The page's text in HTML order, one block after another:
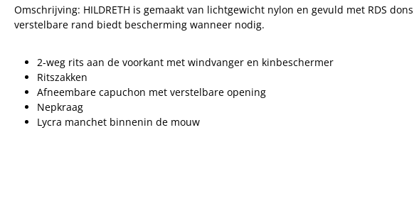
Omschrijving: HILDRETH is gemaakt van lichtgewicht nylon en gevuld met RDS
verstelbare rand biedt bescherming wanneer nodig.
2-weg rits aan de voorkant met windvanger en kinbeschermer
Ritszakken
Afneembare capuchon met verstelbare opening
Nepkraag
Lycra manchet binnenin de mouw